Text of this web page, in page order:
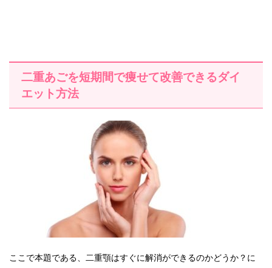
二重あごを短期間で痩せて改善できるダイ
エット方法
ここで本題である、二重顎はすぐに解消ができるのかどうか？に